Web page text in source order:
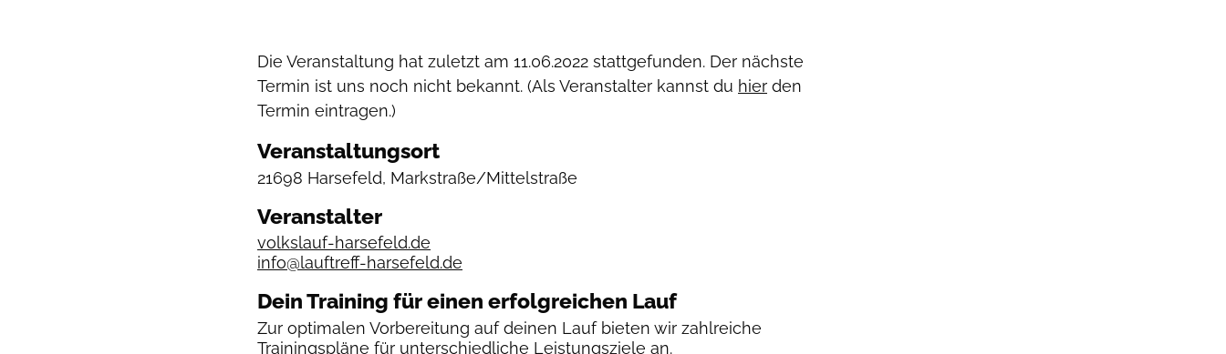
Die Veranstaltung hat zuletzt am 11.06.2022 stattgefunden. Der nächste
Termin ist uns noch nicht bekannt. (Als Veranstalter kannst du hier den
Termin eintragen.)
Veranstaltungsort
21698 Harsefeld, Markstraße/Mittelstraße
Veranstalter
volkslauf-harsefeld.de
info@lauftreff-harsefeld.de
Dein Training für einen erfolgreichen Lauf
Zur optimalen Vorbereitung auf deinen Lauf bieten wir zahlreiche
Trainingspläne für unterschiedliche Leistungsziele an.